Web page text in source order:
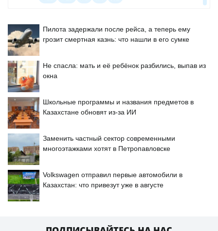
Пилота задержали после рейса, а теперь ему
грозит смертная казнь: что нашли в его сумке
Не спасла: мать и её ребёнок разбились, выпав из
окна
Школьные программы и названия предметов в
Казахстане обновят из-за ИИ
Заменить частный сектор современными
многоэтажками хотят в Петропавловске
Volkswagen отправил первые автомобили в
Казахстан: что привезут уже в августе